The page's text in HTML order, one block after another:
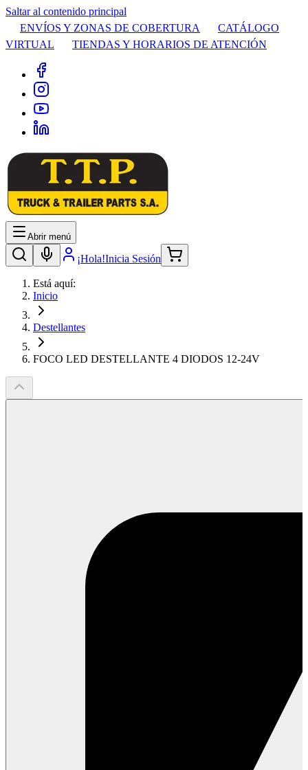
Saltar al contenido principal
ENVÍOS Y ZONAS DE COBERTURA
CATÁLOGO
VIRTUAL
TIENDAS Y HORARIOS DE ATENCIÓN
Abrir menú
¡Hola!Inicia Sesión
Está aquí:
Inicio
Destellantes
FOCO LED DESTELLANTE 4 DIODOS 12-24V